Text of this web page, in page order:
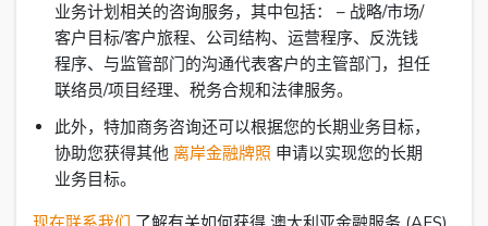
业务计划相关的咨询服务，其中包括： – 战略/市场/
客户目标/客户旅程、公司结构、运营程序、反洗钱
程序、与监管部门的沟通代表客户的主管部门，担任
联络员/项目经理、税务合规和法律服务。
此外，特加商务咨询还可以根据您的长期业务目标，
协助您获得其他 离岸金融牌照 申请以实现您的长期
业务目标。